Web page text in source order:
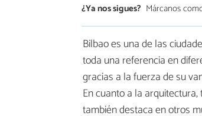
¿Ya nos sigues? Márcanos
Bilbao es una de las
toda una referencia en
gracias a la fuerza de su
En cuanto a la
también destaca en otros